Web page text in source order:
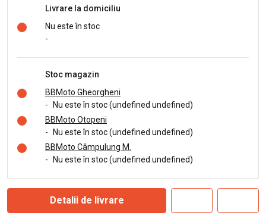
Livrare la domiciliu
Nu este în stoc
-
Stoc magazin
BBMoto Gheorgheni
-
Nu este în stoc (undefined undefined)
BBMoto Otopeni
-
Nu este în stoc (undefined undefined)
BBMoto Câmpulung M.
-
Nu este în stoc (undefined undefined)
Detalii de livrare